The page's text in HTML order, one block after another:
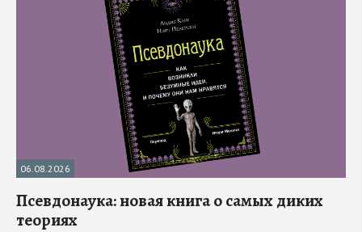
06.08.2026
Псевдонаука: новая книга о самых диких
теориях